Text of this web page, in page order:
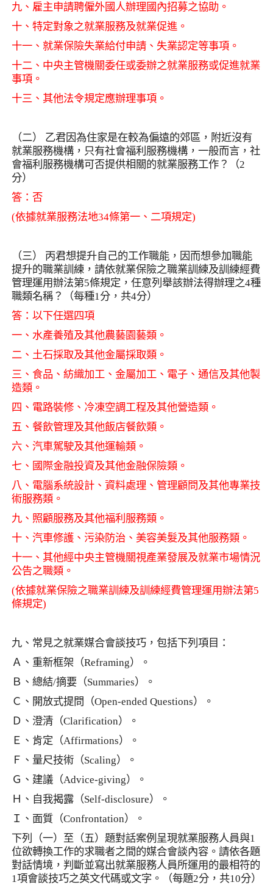
九、雇主申請聘僱外國人辦理國內招募之協助。
十、特定對象之就業服務及就業促進。
十一、就業保險失業給付申請、失業認定等事項。
十二、中央主管機關委任或委辦之就業服務或促進就業
事項。
十三、其他法令規定應辦理事項。
（二） 乙君因為住家是在較為偏遠的郊區，附近沒有
就業服務機構，只有社會福利服務機構，一般而言，社
會福利服務機構可否提供相關的就業服務工作？（2
分）
答：否
(依據就業服務法地34條第一、二項規定)
（三） 丙君想提升自己的工作職能，因而想參加職能
提升的職業訓練，請依就業保險之職業訓練及訓練經費
管理運用辦法第5條規定，任意列舉該辦法得辦理之4種
職類名稱？（每種1分，共4分）
答：以下任選四項
一、水產養殖及其他農藝園藝類。
二、土石採取及其他金屬採取類。
三、食品、紡織加工、金屬加工、電子、通信及其他製
造類。
四、電路裝修、冷凍空調工程及其他營造類。
五、餐飲管理及其他飯店餐飲類。
六、汽車駕駛及其他運輸類。
七、國際金融投資及其他金融保險類。
八、電腦系統設計、資料處理、管理顧問及其他專業技
術服務類。
九、照顧服務及其他福利服務類。
十、汽車修護、污染防治、美容美髮及其他服務類。
十一、其他經中央主管機關視產業發展及就業市場情況
公告之職類。
(依據就業保險之職業訓練及訓練經費管理運用辦法第5
條規定)
九、常見之就業媒合會談技巧，包括下列項目：
Ａ、重新框架（Reframing）。
Ｂ、總結/摘要（Summaries）。
Ｃ、開放式提問（Open-ended Questions）。
Ｄ、澄清（Clarification）。
Ｅ、肯定（Affirmations）。
Ｆ、量尺技術（Scaling）。
Ｇ、建議（Advice-giving）。
Ｈ、自我揭露（Self-disclosure）。
Ｉ、面質（Confrontation）。
下列（一）至（五）題對話案例呈現就業服務人員與1
位欲轉換工作的求職者之間的媒合會談內容。請依各題
對話情境，判斷並寫出就業服務人員所運用的最相符的
1項會談技巧之英文代碼或文字。（每題2分，共10分）